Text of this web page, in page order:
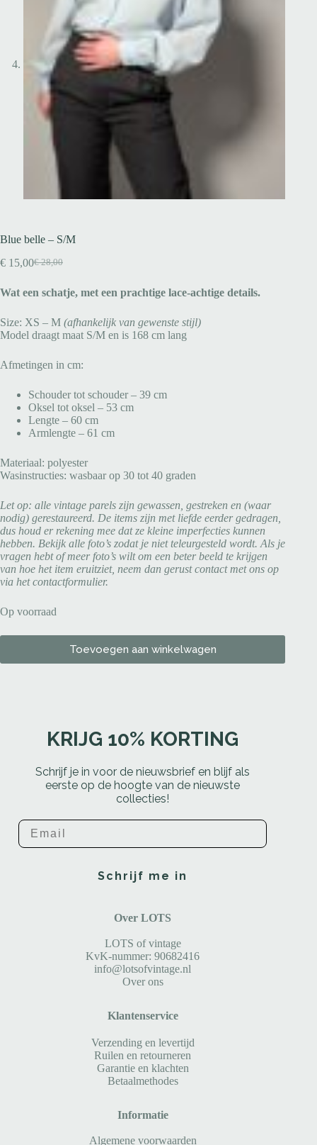
Blue belle – S/M
€28,00
€ 15,00
Wat een schatje, met een prachtige lace-achtige details.
Size: XS – M (afhankelijk van gewenste stijl)
Model draagt maat S/M en is 168 cm lang
Afmetingen in cm:
Schouder tot schouder – 39 cm
Oksel tot oksel – 53 cm
Lengte – 60 cm
Armlengte – 61 cm
Materiaal: polyester
Wasinstructies: wasbaar op 30 tot 40 graden
Let op: alle vintage parels zijn gewassen, gestreken en (waar
nodig) gerestaureerd. De items zijn met liefde eerder gedragen,
dus houd er rekening mee dat ze kleine imperfecties kunnen
hebben. Bekijk alle foto’s zodat je niet teleurgesteld wordt. Als je
vragen hebt of meer foto’s wilt om een beter beeld te krijgen
van hoe het item eruitziet, neem dan gerust contact met ons op
via het contactformulier.
Op voorraad
Toevoegen aan winkelwagen
KRIJG 10% KORTING
Schrijf je in voor de nieuwsbrief en blijf als
eerste op de hoogte van de nieuwste
collecties!
Email
Schrijf me in
Over LOTS
LOTS of vintage
KvK-nummer: 90682416
info@lotsofvintage.nl
Over ons
Klantenservice
Verzending en levertijd
Ruilen en retourneren
Garantie en klachten
Betaalmethodes
Informatie
Algemene voorwaarden